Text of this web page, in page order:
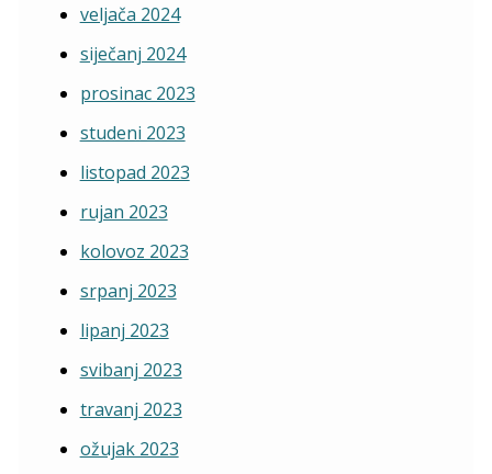
veljača 2024
siječanj 2024
prosinac 2023
studeni 2023
listopad 2023
rujan 2023
kolovoz 2023
srpanj 2023
lipanj 2023
svibanj 2023
travanj 2023
ožujak 2023